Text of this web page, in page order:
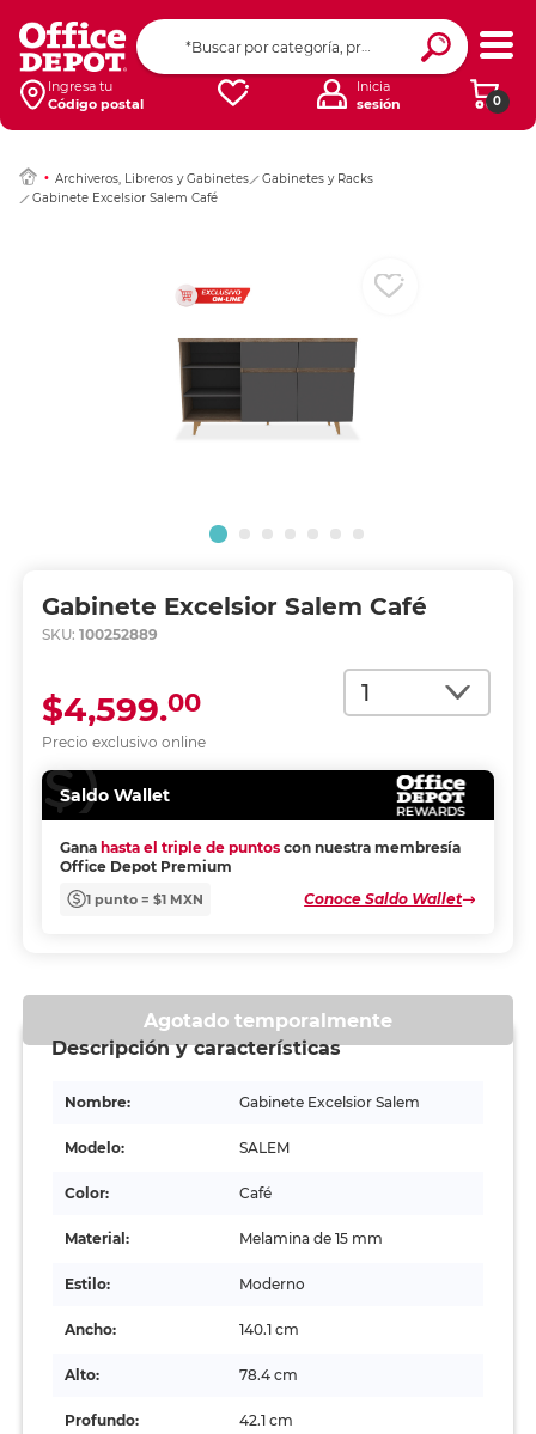
Ingresa tu
Código postal
0
Inicia
sesión
Archiveros, Libreros y Gabinetes
Gabinetes y Racks
Gabinete Excelsior Salem Café
Gabinete Excelsior Salem Café
SKU: 100252889
Cantidad
Precio exclusivo online
$4,599.00
Saldo Wallet
Gana hasta el triple de puntos con nuestra membresía
Office Depot Premium
1 punto = $1 MXN Conoce Saldo Wallet
Ingresar Codigo
Agotado temporalmente
Descripción y características
Nombre: Gabinete Excelsior Salem
Modelo: SALEM
Color: Café
Material: Melamina de 15 mm
Estilo: Moderno
Ancho: 140.1 cm
Alto: 78.4 cm
Profundo: 42.1 cm